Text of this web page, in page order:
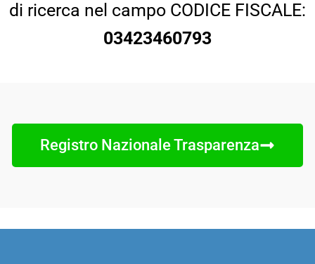
di ricerca nel campo CODICE FISCALE:
03423460793
Registro Nazionale Trasparenza